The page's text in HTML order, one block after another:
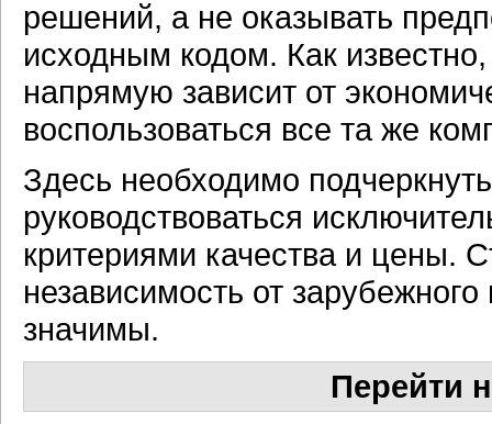
решений, а не оказывать
исходным кодом. Как
напрямую зависит от
воспользоваться все та же
Здесь необходимо
руководствоваться
критериями качества и цены.
независимость от
значимы.
Перейти